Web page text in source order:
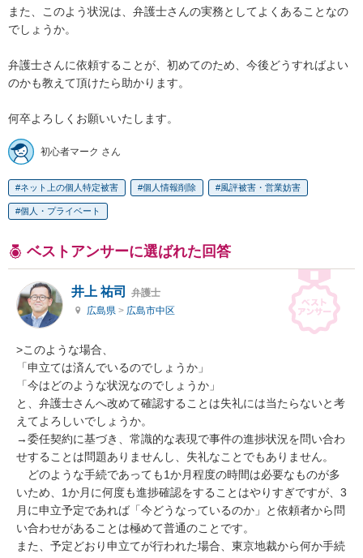
また、このよう状況は、弁護士さんの実務としてよくあることなの
でしょうか。
弁護士さんに依頼することが、初めてのため、今後どうすればよい
のかも教えて頂けたら助かります。
何卒よろしくお願いいたします。
初心者マーク さん
ネット上の個人特定被害 個人情報削除 風評被害・営業妨害
個人・プライベート
ベストアンサーに選ばれた回答
井上 祐司
弁護士
広島県 > 広島市中区
>このような場合、
「申立ては済んでいるのでしょうか」
「今はどのような状況なのでしょうか」
と、弁護士さんへ改めて確認することは失礼には当たらないと考
えてよろしいでしょうか。
→委任契約に基づき、常識的な表現で事件の進捗状況を問い合わ
せすることは問題ありませんし、失礼なことでもありません。
どのような手続であっても1か月程度の時間は必要なものが多
いため、1か月に何度も進捗確認をすることはやりすぎですが、3
月に申立予定であれば「今どうなっているのか」と依頼者から問
い合わせがあることは極めて普通のことです。
また、予定どおり申立てが行われた場合、東京地裁から何か手続